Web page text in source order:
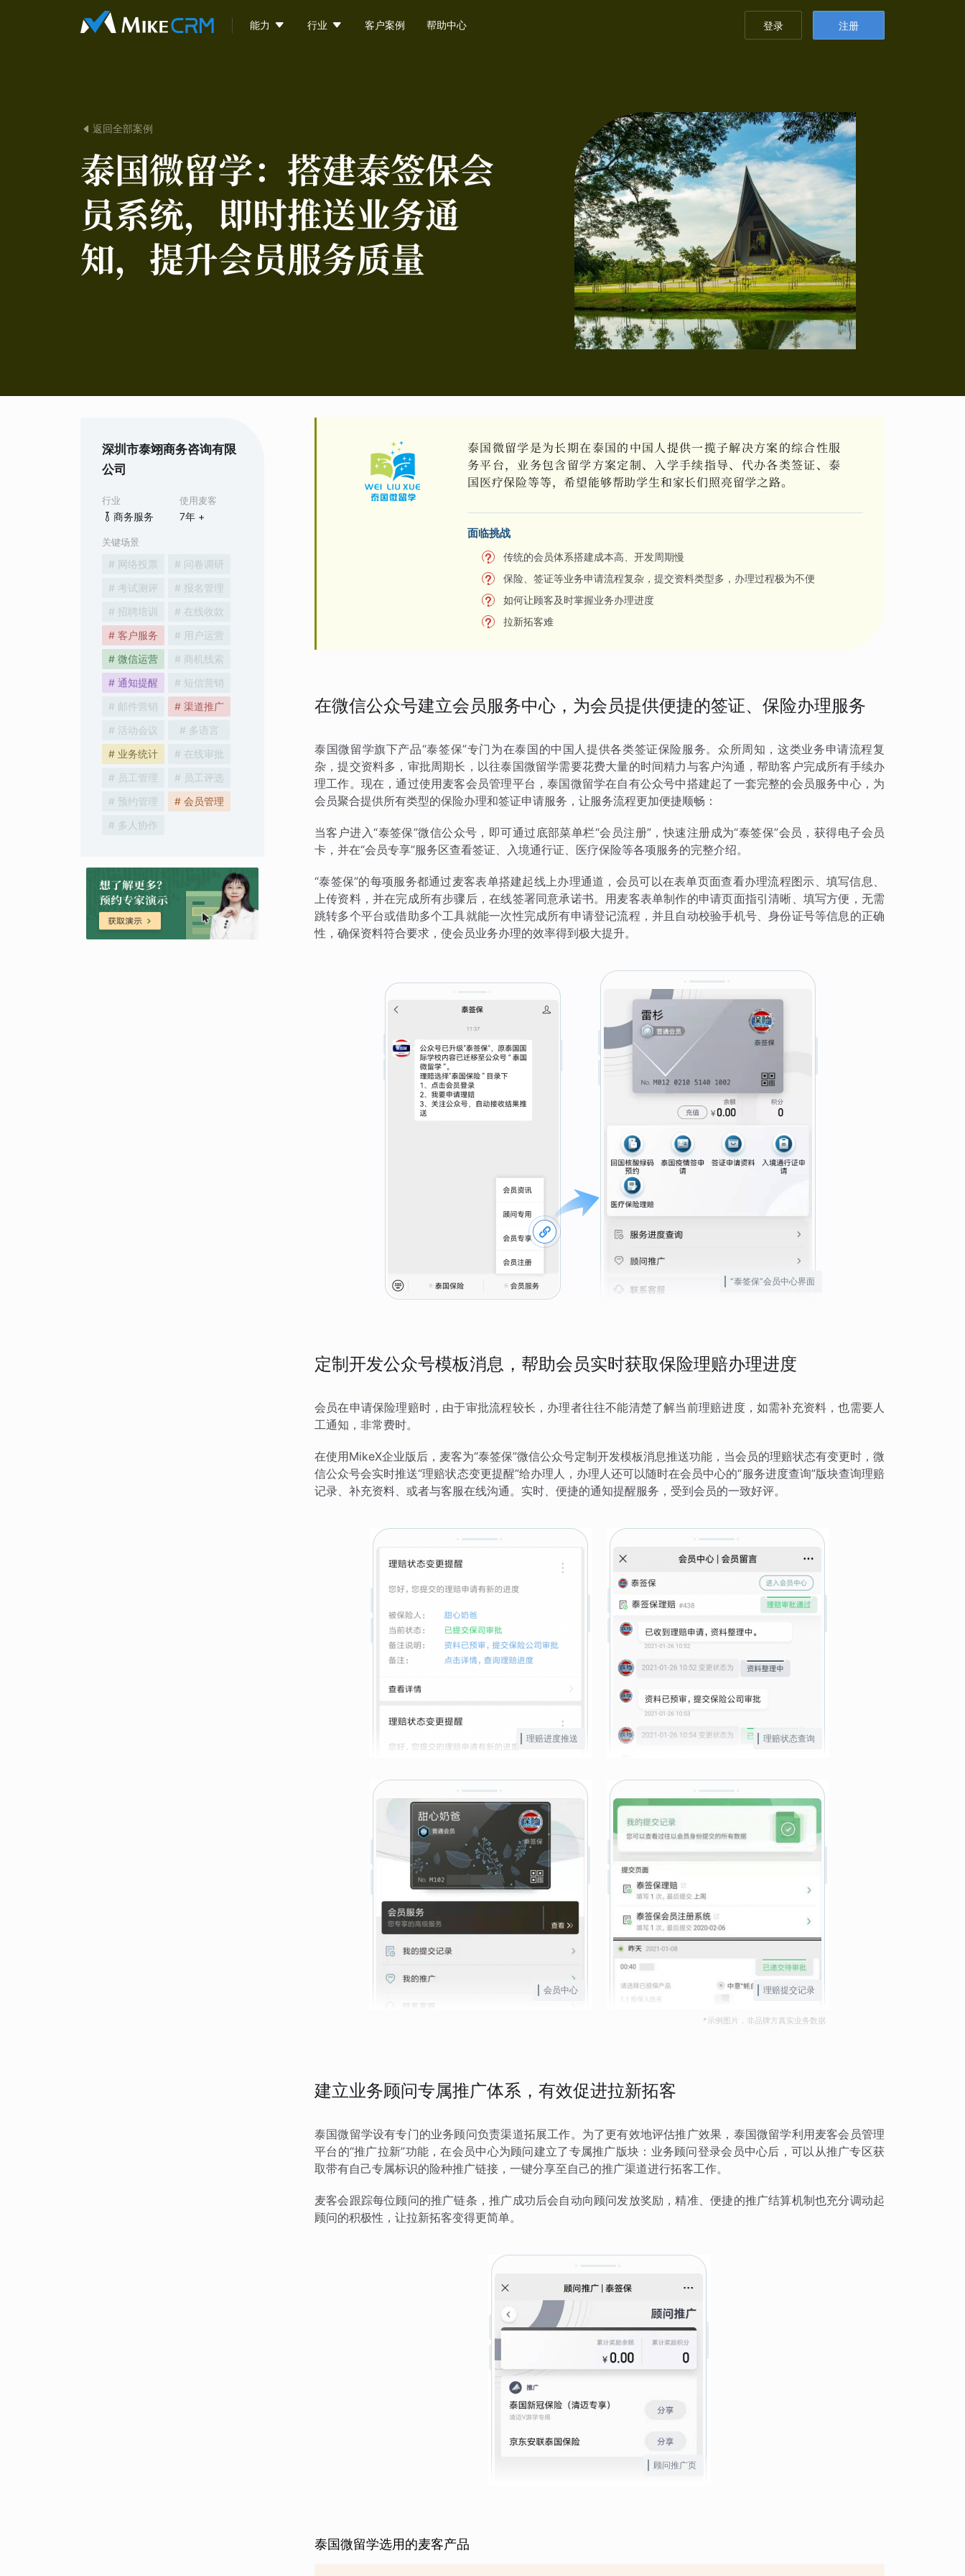
能力  行业  客户案例 帮助中心 登录 注册
 返回全部案例
泰国微留学： 搭建泰签保会
员系统，即时推送业务通
知，提升会员服务质量
深圳市泰翊商务咨询有限
公司
行业
商务服务
使用麦客
7年 +
关键场景
# 网络投票
# 问卷调研
# 考试测评
# 报名管理
# 招聘培训
# 在线收款
# 客户服务
# 用户运营
# 微信运营
# 商机线索
# 通知提醒
# 短信营销
# 邮件营销
# 渠道推广
# 活动会议
# 多语言
# 业务统计
# 在线审批
# 员工管理
# 员工评选
# 预约管理
# 会员管理
# 多人协作
泰国微留学是为长期在泰国的中国人提供一揽子解决方案的综合性服
务平台，业务包含留学方案定制、入学手续指导、代办各类签证、泰
国医疗保险等等，希望能够帮助学生和家长们照亮留学之路。
面临挑战
传统的会员体系搭建成本高、开发周期慢
保险、签证等业务申请流程复杂，提交资料类型多，办理过程极为不便
如何让顾客及时掌握业务办理进度
拉新拓客难
在微信公众号建立会员服务中心，为会员提供便捷的签证、保险办理服务
泰国微留学旗下产品“泰签保”专门为在泰国的中国人提供各类签证保险服务。众所周知，这类业务申请流程复
杂，提交资料多，审批周期长，以往泰国微留学需要花费大量的时间精力与客户沟通，帮助客户完成所有手续办
理工作。现在，通过使用麦客会员管理平台，泰国微留学在自有公众号中搭建起了一套完整的会员服务中心，为
会员聚合提供所有类型的保险办理和签证申请服务，让服务流程更加便捷顺畅：
当客户进入“泰签保”微信公众号，即可通过底部菜单栏“会员注册”，快速注册成为“泰签保”会员，获得电子会员
卡，并在“会员专享”服务区查看签证、入境通行证、医疗保险等各项服务的完整介绍。
“泰签保”的每项服务都通过麦客表单搭建起线上办理通道，会员可以在表单页面查看办理流程图示、填写信息、
上传资料，并在完成所有步骤后，在线签署同意承诺书。用麦客表单制作的申请页面指引清晰、填写方便，无需
跳转多个平台或借助多个工具就能一次性完成所有申请登记流程，并且自动校验手机号、身份证号等信息的正确
性，确保资料符合要求，使会员业务办理的效率得到极大提升。
“泰签保”会员中心界面
定制开发公众号模板消息，帮助会员实时获取保险理赔办理进度
会员在申请保险理赔时，由于审批流程较长，办理者往往不能清楚了解当前理赔进度，如需补充资料，也需要人
工通知，非常费时。
在使用MikeX企业版后，麦客为“泰签保”微信公众号定制开发模板消息推送功能，当会员的理赔状态有变更时，微
信公众号会实时推送“理赔状态变更提醒”给办理人，办理人还可以随时在会员中心的“服务进度查询”版块查询理赔
记录、补充资料、或者与客服在线沟通。实时、便捷的通知提醒服务，受到会员的一致好评。
理赔进度推送 理赔状态查询
会员中心 理赔提交记录
*示例图片，非品牌方真实业务数据
建立业务顾问专属推广体系，有效促进拉新拓客
泰国微留学设有专门的业务顾问负责渠道拓展工作。为了更有效地评估推广效果，泰国微留学利用麦客会员管理
平台的“推广拉新”功能，在会员中心为顾问建立了专属推广版块：业务顾问登录会员中心后，可以从推广专区获
取带有自己专属标识的险种推广链接，一键分享至自己的推广渠道进行拓客工作。
麦客会跟踪每位顾问的推广链条，推广成功后会自动向顾问发放奖励，精准、便捷的推广结算机制也充分调动起
顾问的积极性，让拉新拓客变得更简单。
顾问推广页
泰国微留学选用的麦客产品